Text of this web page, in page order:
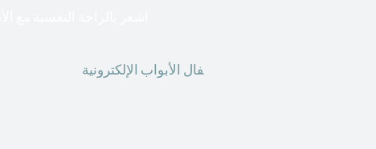
فال الأبواب الإلكترونية